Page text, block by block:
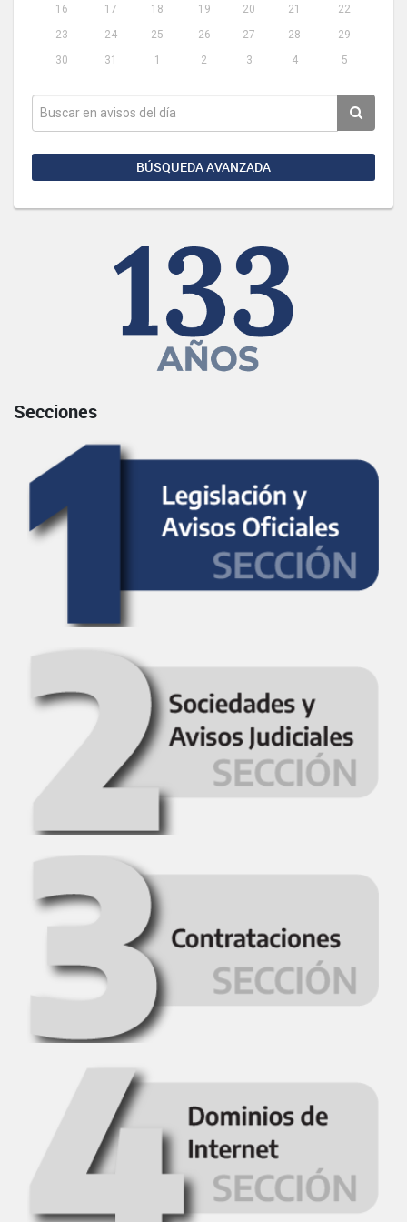
16
17 18 19 20 21
22
23
24 25 26 27 28
29
30
31 1 2 3 4 5
BÚSQUEDA AVANZADA
Secciones